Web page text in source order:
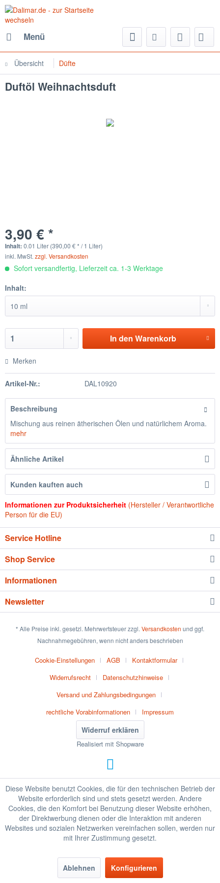
Menü
Übersicht Düfte
Duftöl Weihnachtsduft
3,90 € *
Inhalt: 0.01 Liter (390,00 € * / 1 Liter)
inkl. MwSt. zzgl. Versandkosten
Sofort versandfertig, Lieferzeit ca. 1-3 Werktage
Inhalt:
In den Warenkorb
Merken
Artikel-Nr.: DAL10920
Beschreibung
Mischung aus reinen ätherischen Ölen und natürlichem Aroma.
mehr
Ähnliche Artikel
Kunden kauften auch
Informationen zur Produktsicherheit (Hersteller / Verantwortliche
Person für die EU)
Service Hotline
Shop Service
Informationen
Newsletter
* Alle Preise inkl. gesetzl. Mehrwertsteuer zzgl. Versandkosten und ggf.
Nachnahmegebühren, wenn nicht anders beschrieben
Cookie-Einstellungen AGB
Kontaktformular
Widerrufsrecht
Datenschutzhinweise
Versand und Zahlungsbedingungen
rechtliche Vorabinformationen
Impressum
Widerruf erklären
Realisiert mit Shopware
Diese Website benutzt Cookies, die für den technischen Betrieb der
Website erforderlich sind und stets gesetzt werden. Andere
Cookies, die den Komfort bei Benutzung dieser Website erhöhen,
der Direktwerbung dienen oder die Interaktion mit anderen
Websites und sozialen Netzwerken vereinfachen sollen, werden nur
mit Ihrer Zustimmung gesetzt.
Ablehnen Konfigurieren